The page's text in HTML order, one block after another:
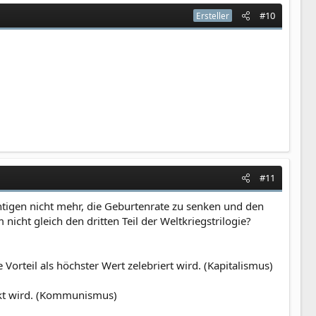
Ersteller #10
#11
nicht mehr, die Geburtenrate zu senken und den
nicht gleich den dritten Teil der Weltkriegstrilogie?
als höchster Wert zelebriert wird. (Kapitalismus)
wird. (Kommunismus)